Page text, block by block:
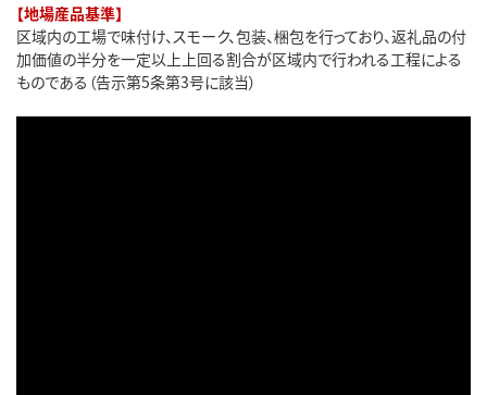
【地場産品基準】
区域内の工場で味付け、スモーク、包装、梱包を行っており、返礼品の付
加価値の半分を一定以上上回る割合が区域内で行われる工程による
ものである（告示第5条第3号に該当）